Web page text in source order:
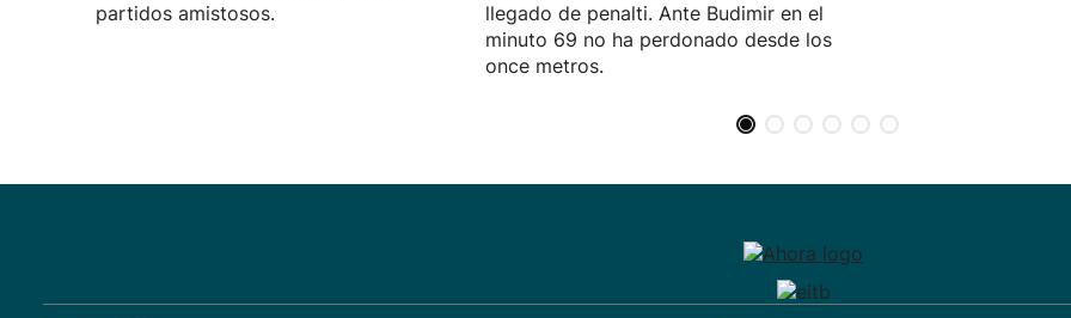
partidos amistosos.
llegado de penalti. Ante Budimir en el
minuto 69 no ha perdonado desde los
once metros.